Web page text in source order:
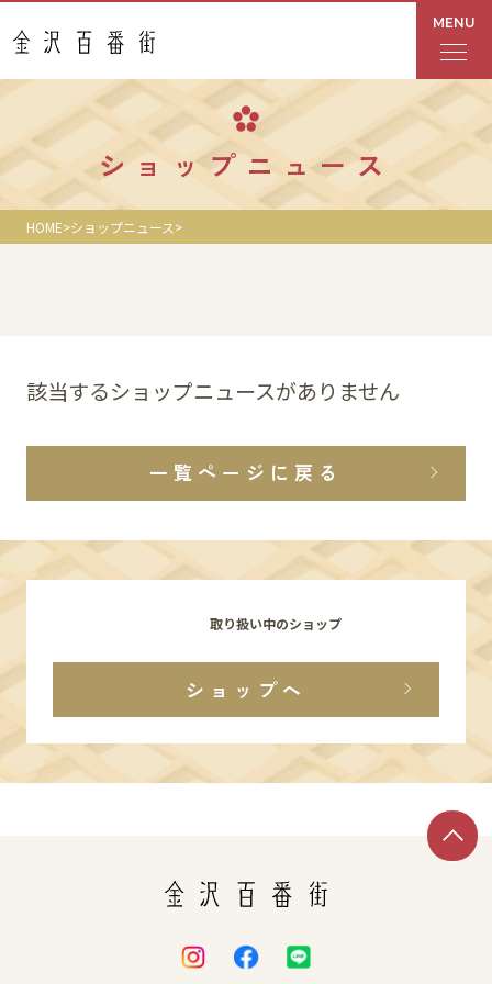
MENU
フロアガイド
あんと
Rinto
ショップニュース
イベント
館内サービス
施設からのお知らせ
スタッフ募集
ショップニュース
HOME ショップニュース
該当するショップニュースがありません
一覧ページに戻る
取り扱い中のショップ
ショップへ